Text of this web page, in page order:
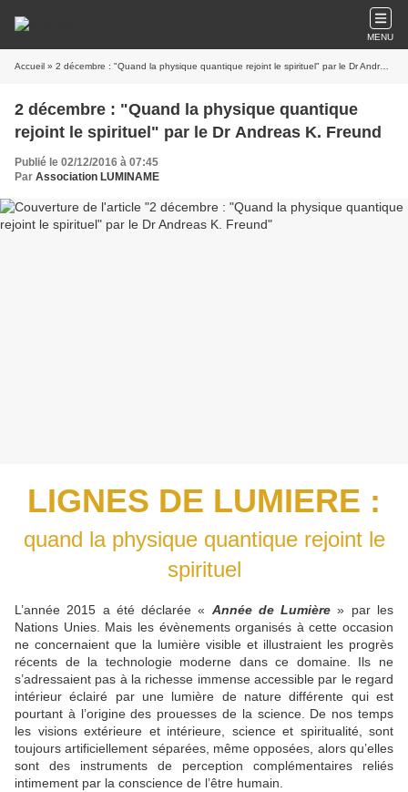
MENU
Accueil » 2 décembre : "Quand la physique quantique rejoint le spirituel" par le Dr Andreas K. Freund
2 décembre : "Quand la physique quantique
rejoint le spirituel" par le Dr Andreas K. Freund
Publié le 02/12/2016 à 07:45
Par Association LUMINAME
LIGNES DE LUMIERE :
quand la physique quantique rejoint le
spirituel
L’année 2015 a été déclarée « Année de Lumière » par les
Nations Unies. Mais les évènements organisés à cette occasion
ne concernaient que la lumière visible et illustraient les progrès
récents de la technologie moderne dans ce domaine. Ils ne
s’adressaient pas à la richesse immense accessible par le regard
intérieur éclairé par une lumière de nature différente qui est
pourtant à l’origine des prouesses de la science. De nos temps
les visions extérieure et intérieure, science et spiritualité, sont
toujours artificiellement séparées, même opposées, alors qu’elles
sont des instruments de perception complémentaires reliés
intimement par la conscience de l’être humain.